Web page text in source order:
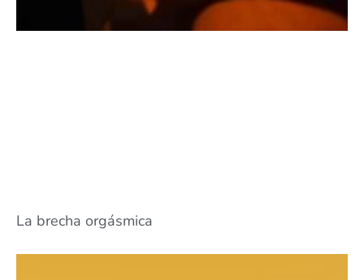
La brecha orgásmica